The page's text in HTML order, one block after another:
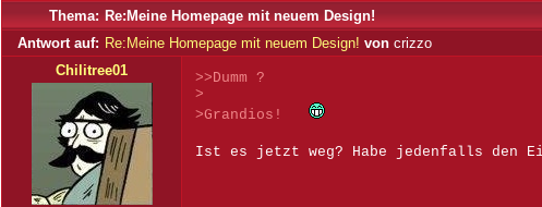
Thema: Re:Meine Homepage mit neuem Design!
Antwort auf: Re:Meine Homepage mit neuem Design! von crizzo
Chilitree01
>>Dumm ?
>
>Grandios!
Ist es jetzt weg? Habe jedenfalls den